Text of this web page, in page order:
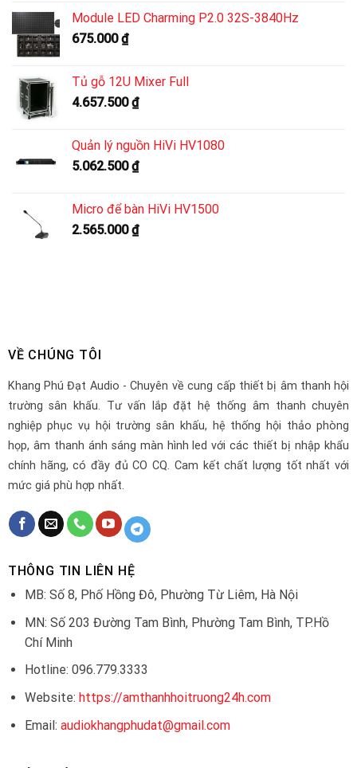
Module LED Charming P2.0 32S-3840Hz
675.000₫
Tủ gỗ 12U Mixer Full
4.657.500₫
Quản lý nguồn HiVi HV1080
5.062.500₫
Micro để bàn HiVi HV1500
2.565.000₫
VỀ CHÚNG TÔI
Khang Phú Đạt Audio - Chuyên về cung cấp thiết bị âm thanh hội
trường sân khấu. Tư vấn lắp đặt hệ thống âm thanh chuyên
nghiệp phục vụ hội trường sân khấu, hệ thống hội thảo phòng
họp, âm thanh ánh sáng màn hình led với các thiết bị nhập khẩu
chính hãng, có đầy đủ CO CQ. Cam kết chất lượng tốt nhất với
mức giá phù hợp nhất.
THÔNG TIN LIÊN HỆ
MB: Số 8, Phố Hồng Đô, Phường Từ Liêm, Hà Nội
MN: Số 203 Đường Tam Bình, Phường Tam Bình, TP.Hồ
Chí Minh
Hotline: 096.779.3333
Website: https://amthanhhoitruong24h.com
Email: audiokhangphudat@gmail.com